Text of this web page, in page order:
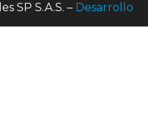
SP S.A.S. – Desarrollo